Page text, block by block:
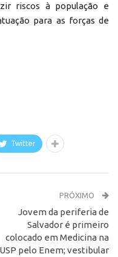
riscos à população e
para as forças de
Twitter
PRÓXIMO
Jovem da periferia de
Salvador é primeiro
colocado em Medicina na
USP pelo Enem; vestibular